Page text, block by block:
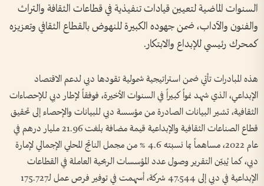
السنوات الماضية لتعيين قيادات تنفيذية في قطاعات الثقافة والتراث
والفنون والآداب، ضمن جهوده الكبيرة للنهوض بالقطاع الثقافي وتعزيزه
كمحرك رئيسي للإبداع والابتكار.
هذه المبادرات تأتي ضمن استراتيجية شمولية تقودها دبي لدعم الاقتصاد
الإبداعي، الذي شهد نمواً كبيراً في السنوات الأخيرة، فوفقاً لإطار دبي للإحصاءات
الثقافية، تشير البيانات الصادرة من مؤسسة دبي للبيانات والإحصاء إلى تحقيق
قطاع الصناعات الثقافية والإبداعية قيمة مضافة بلغت 21.96 مليار درهم في
عام 2022، مساهماً بما نسبته 4.6 % من مجمل الناتج المحلي الإجمالي لإمارة
دبي، كما يُبيّن التقرير وصول عدد المؤسسات الربحية العاملة في القطاعات
الإبداعية في دبي إلى 47.544 شركة، أسهمت في توفير فرص عمل لـ175.727